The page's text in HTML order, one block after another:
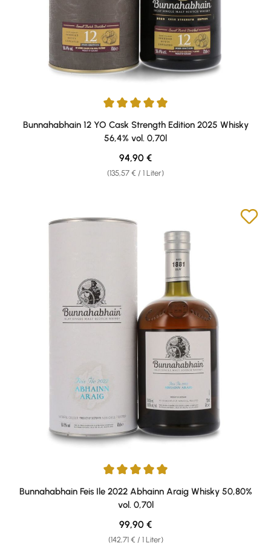
Durchschnittliche Bewertung von 5 von 5 Sternen
Bunnahabhain 12 YO Cask Strength Edition 2025 Whisky
56,4% vol. 0,70l
(135,57 € / 1 Liter)
Regulärer Preis:
94,90 €
Durchschnittliche Bewertung von 5 von 5 Sternen
Bunnahabhain Feis Ile 2022 Abhainn Araig Whisky 50,80%
vol. 0,70l
(142,71 € / 1 Liter)
Regulärer Preis:
99,90 €